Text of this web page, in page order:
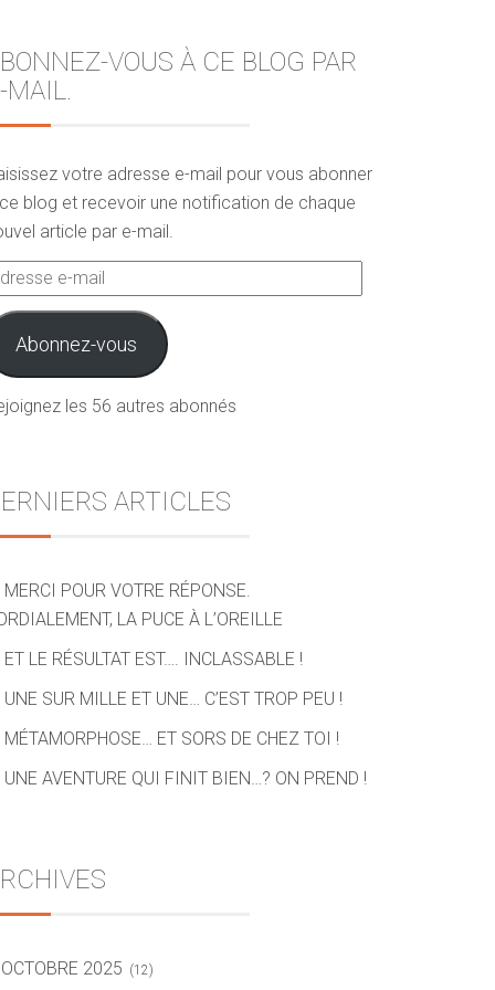
VOUS À CE BLOG PAR
MAIL.
votre adresse e-mail pour vous abonner
blog et recevoir une notification de chaque
article par e-mail.
Abonnez-vous
les 56 autres abonnés
ARTICLES
MERCI POUR VOTRE RÉPONSE.
LA PUCE À L’OREILLE
ET LE RÉSULTAT EST…. INCLASSABLE !
UNE SUR MILLE ET UNE… C’EST TROP PEU !
MÉTAMORPHOSE… ET SORS DE CHEZ TOI !
UNE AVENTURE QUI FINIT BIEN…? ON PREND !
OCTOBRE 2025 (12)